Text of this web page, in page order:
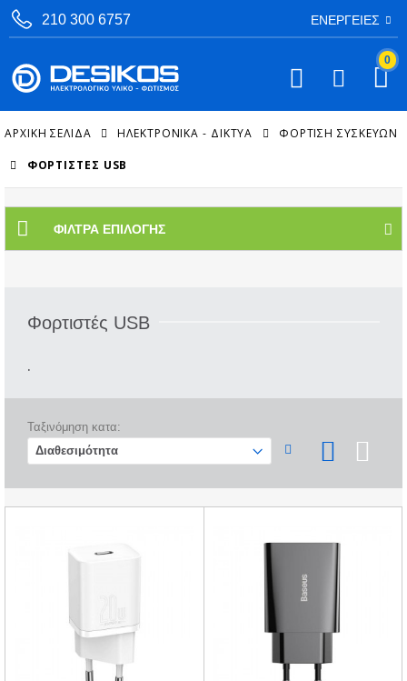
210 300 6757 ΕΝΈΡΓΕΙΕΣ
0
ΑΡΧΙΚΉ ΣΕΛΊΔΑ ΗΛΕΚΤΡΟΝΙΚΑ - ΔΙΚΤΥΑ ΦΌΡΤΙΣΗ ΣΥΣΚΕΥΏΝ
ΦΟΡΤΙΣΤΈΣ USB
ΦΊΛΤΡΑ ΕΠΙΛΟΓΉΣ
Φορτιστές USB
.
Ταξινόμηση κατα: